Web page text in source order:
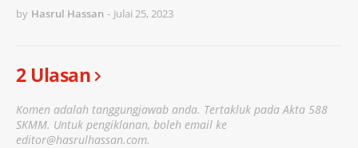
by Hasrul Hassan - Julai 25, 2023
2 Ulasan
Komen adalah tanggungjawab anda. Tertakluk pada Akta 588
SKMM. Untuk pengiklanan, boleh email ke
editor@hasrulhassan.com.